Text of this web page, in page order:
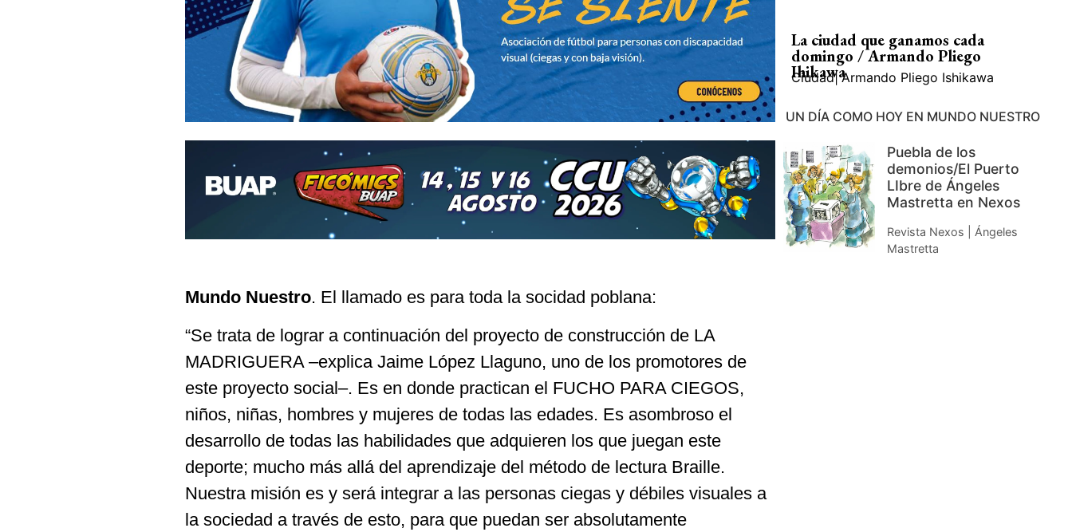
Mundo Nuestro. El llamado es para toda la socidad poblana:
“Se trata de lograr a continuación del proyecto de construcción de LA
MADRIGUERA –explica Jaime López Llaguno, uno de los promotores de
este proyecto social–. Es en donde practican el FUCHO PARA CIEGOS,
niños, niñas, hombres y mujeres de todas las edades. Es asombroso el
desarrollo de todas las habilidades que adquieren los que juegan este
deporte; mucho más allá del aprendizaje del método de lectura Braille.
Nuestra misión es y será integrar a las personas ciegas y débiles visuales a
la sociedad a través de esto, para que puedan ser absolutamente
La ciudad que ganamos cada
domingo / Armando Pliego
Ihikawa
Ciudad| Armando Pliego Ishikawa
UN DÍA COMO HOY EN MUNDO NUESTRO
Puebla de los
demonios/El Puerto
LIbre de Ángeles
Mastretta en Nexos
Revista Nexos | Ángeles
Mastretta